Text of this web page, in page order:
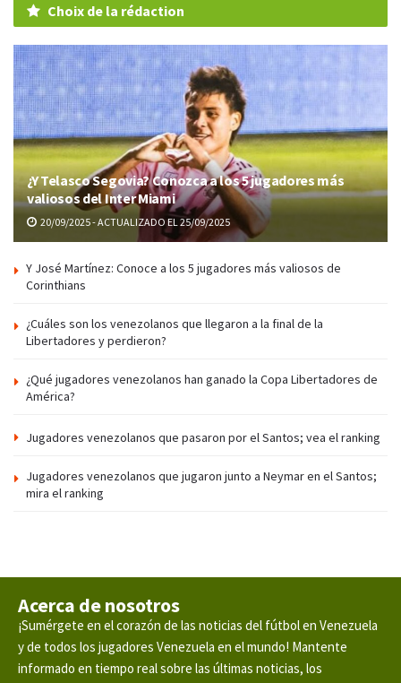
Choix de la rédaction
¿Y Telasco Segovia? Conozca a los 5 jugadores más
valiosos del Inter Miami
20/09/2025 - ACTUALIZADO EL 25/09/2025
Y José Martínez: Conoce a los 5 jugadores más valiosos de
Corinthians
¿Cuáles son los venezolanos que llegaron a la final de la
Libertadores y perdieron?
¿Qué jugadores venezolanos han ganado la Copa Libertadores de
América?
Jugadores venezolanos que pasaron por el Santos; vea el ranking
Jugadores venezolanos que jugaron junto a Neymar en el Santos;
mira el ranking
Acerca de nosotros
¡Sumérgete en el corazón de las noticias del fútbol en Venezuela
y de todos los jugadores Venezuela en el mundo! Mantente
informado en tiempo real sobre las últimas noticias, los